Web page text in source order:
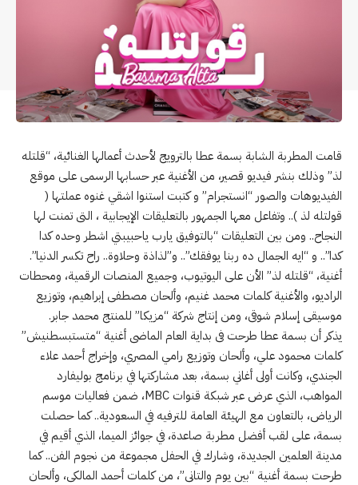
قامت المطربة الشابة بسمة عطا بالترويج لأحدث أعمالها الغنائية، “قلتله
لذ” وذلك بنشر فيديو قصير، من الأغنية عبر حسابها الرسمى على موقع
الفيديوهات والصور “انستجرام” و كتبت استنوا اشقي غنوه عملتها (
قولتله لذ ).. وتفاعل معها الجمهور بالتعليقات الإيجابية ، التى تمنت لها
النجاح.. ومن بين التعليقات “بالتوفيق يارب ياحبيبتي اشطر وحده كدا
كدا”.. و “ايه الجمال ده ربنا يوفقك”.. و”لذاذة وحلاوة.. راح تكسر الدنيا”.
أغنية، “قلتله لذ” الأن على اليوتيوب، وجميع المنصات الرقمية، ومحطات
الراديو، والأغنية كلمات محمد غنيم، وألحان مصطفى إبراهيم، وتوزيع
موسيقى إسلام شوقى، ومن إنتاج شركة “مزيكا” للمنتج محمد جابر.
يذكر أن بسمة عطا طرحت فى بداية العام الماضى أغنية “متستبسطنيش”
كلمات محمود علي، وألحان وتوزيع رامي المصري، وإخراج أحمد علاء
الجندي، وكانت أولى أغاني بسمة، بعد مشاركتها في برنامج بوليفارد
المواهب، الذي عرض عبر شبكة قنوات MBC، ضمن فعاليات موسم
الرياض، بالتعاون مع الهيئة العامة للترفيه في السعودية.. كما حصلت
بسمة، على لقب أفضل مطربة صاعدة، في جوائز الميما، الذي أقيم في
مدينة العلمين الجديدة، وشارك في الحفل مجموعة من نجوم الفن.. كما
طرحت بسمة أغنية “بين يوم والتانى”، من كلمات أحمد المالكى، وألحان